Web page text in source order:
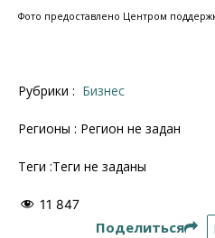
Фото предоставлено Центром
Рубрики : Бизнес
Регионы : Регион не задан
Теги :Теги не заданы
11 847
Поделиться